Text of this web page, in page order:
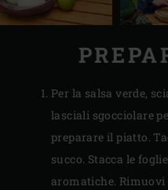
Per la salsa verde,
lasciali sgocciolare
preparare il piatto.
succo. Stacca le
aromatiche.